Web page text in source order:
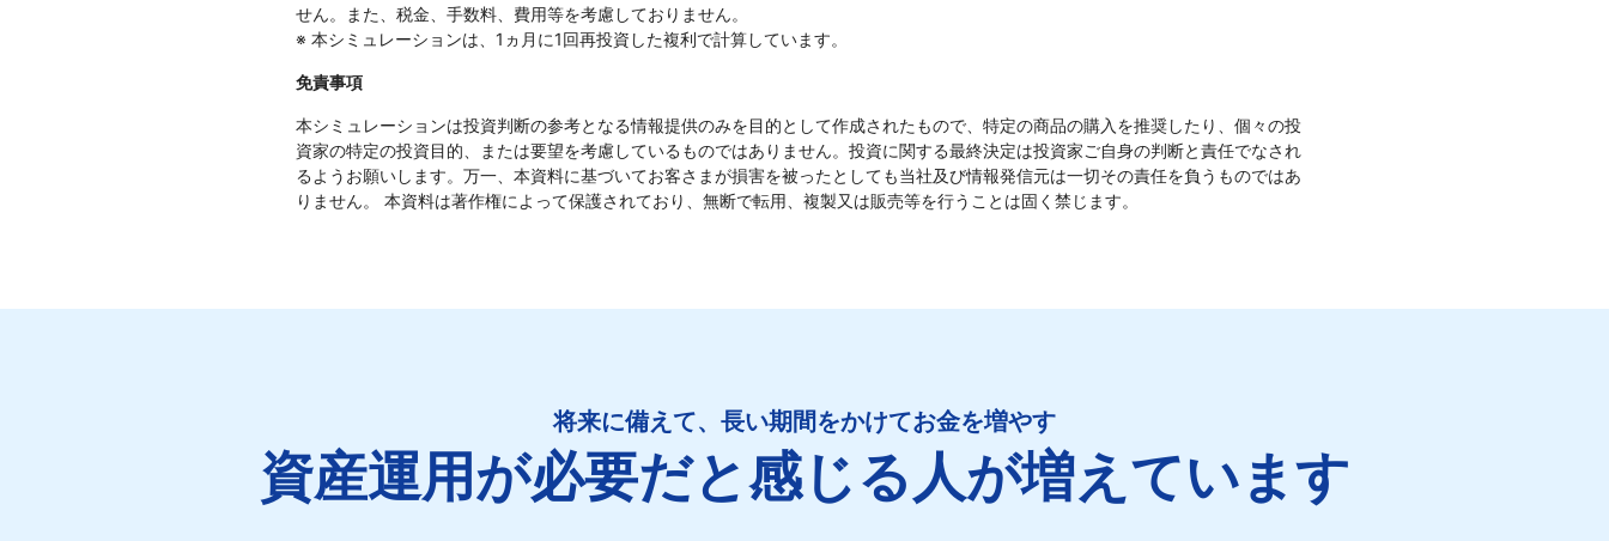
せん。また、税金、手数料、費用等を考慮しておりません。
※ 本シミュレーションは、1ヵ月に1回再投資した複利で計算しています。
免責事項
本シミュレーションは投資判断の参考となる情報提供のみを目的として作成されたもので、特定の商品の購入を推奨したり、個々の投
資家の特定の投資目的、または要望を考慮しているものではありません。投資に関する最終決定は投資家ご自身の判断と責任でなされ
るようお願いします。万一、本資料に基づいてお客さまが損害を被ったとしても当社及び情報発信元は一切その責任を負うものではあ
りません。 本資料は著作権によって保護されており、無断で転用、複製又は販売等を行うことは固く禁じます。
将来に備えて、長い期間をかけてお金を増やす
資産運用が必要だと感じる人が増えています